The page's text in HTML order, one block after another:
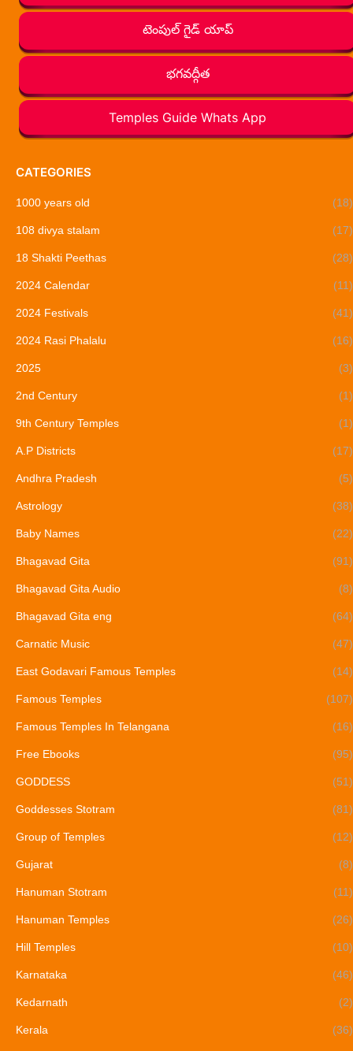
టెంపుల్ గైడ్ యాప్
భగవద్గీత
Temples Guide Whats App
CATEGORIES
1000 years old (18)
108 divya stalam (17)
18 Shakti Peethas (28)
2024 Calendar (11)
2024 Festivals (41)
2024 Rasi Phalalu (16)
2025 (3)
2nd Century (1)
9th Century Temples (1)
A.P Districts (17)
Andhra Pradesh (5)
Astrology (38)
Baby Names (22)
Bhagavad Gita (91)
Bhagavad Gita Audio (8)
Bhagavad Gita eng (64)
Carnatic Music (47)
East Godavari Famous Temples (14)
Famous Temples (107)
Famous Temples In Telangana (16)
Free Ebooks (95)
GODDESS (51)
Goddesses Stotram (81)
Group of Temples (12)
Gujarat (8)
Hanuman Stotram (11)
Hanuman Temples (26)
Hill Temples (10)
Karnataka (46)
Kedarnath (2)
Kerala (36)